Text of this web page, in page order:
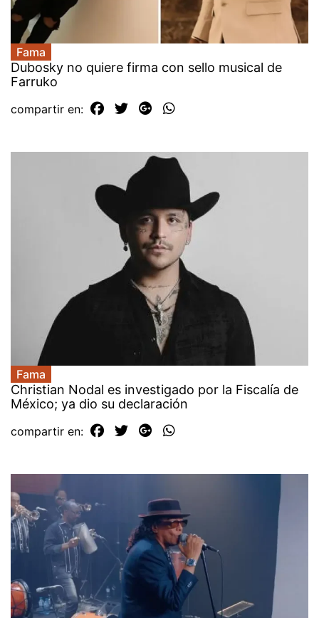
Fama
Dubosky no quiere firma con sello musical de
Farruko
compartir en:
Fama
Christian Nodal es investigado por la Fiscalía de
México; ya dio su declaración
compartir en: